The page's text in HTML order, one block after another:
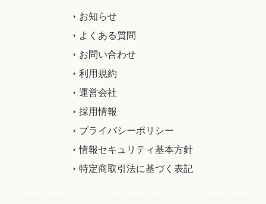
お知らせ
よくある質問
お問い合わせ
利用規約
運営会社
採用情報
プライバシーポリシー
情報セキュリティ基本方針
特定商取引法に基づく表記